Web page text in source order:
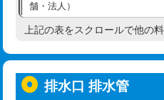
給水管工事※（塩ビ管（VP・HI
用/3ｍまで)
用（追加）/3ｍ超え)
舗・法人）
高度高圧洗浄換
トーラー機使用/3mまで
上記の表をスクロールで他の
排水口 排水管